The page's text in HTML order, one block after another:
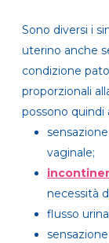
Sono diversi i
uterino anche
condizione
proporzionali
possono quindi
vaginale;
necessità
flusso